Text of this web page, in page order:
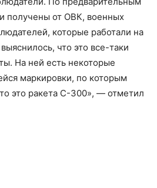
получены от ОВК, военных
которые работали на
что это все-таки
На ней есть некоторые
маркировки, по которым
это ракета С-300», — отметил